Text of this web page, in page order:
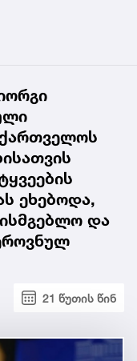
ეხებოდა,
და
21 წუთის წინ